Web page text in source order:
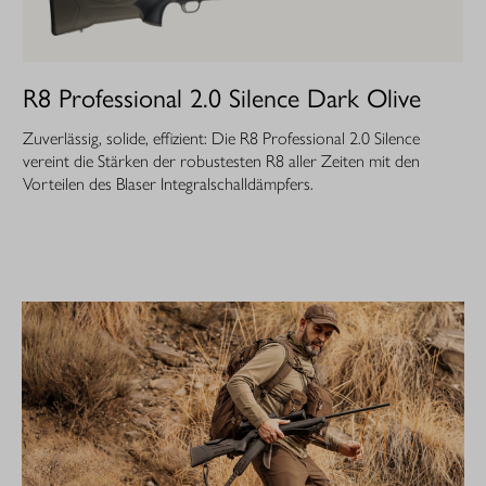
R8 Professional 2.0 Silence Dark Olive
Zuverlässig, solide, effizient: Die R8 Professional 2.0 Silence
vereint die Stärken der robustesten R8 aller Zeiten mit den
Vorteilen des Blaser Integralschalldämpfers.